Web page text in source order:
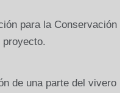
para la
proyecto.
de una parte del